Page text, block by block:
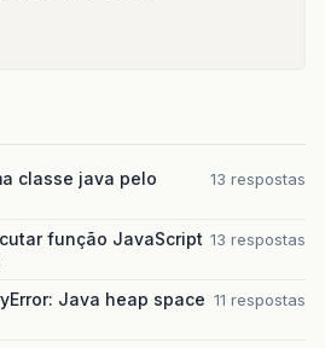
classe java pelo
13 respostas
função JavaScript 13 respostas
Java heap space 11 respostas